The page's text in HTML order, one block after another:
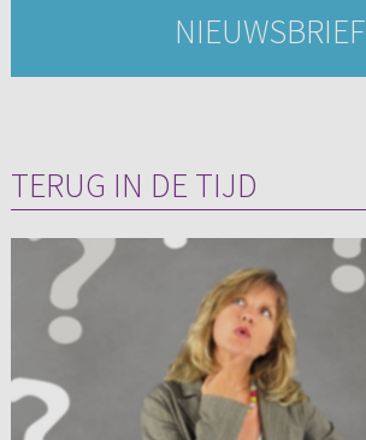
NIEUWSBRIEF
TERUG IN DE TIJD